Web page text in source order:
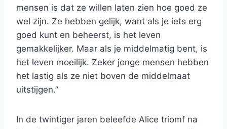
mensen is dat ze willen laten zien hoe goed ze
wel zijn. Ze hebben gelijk, want als je iets erg
goed kunt en beheerst, is het leven
gemakkelijker. Maar als je middelmatig bent, is
het leven moeilijk. Zeker jonge mensen hebben
het lastig als ze niet boven de middelmaat
uitstijgen.”
In de twintiger jaren beleefde Alice triomf na